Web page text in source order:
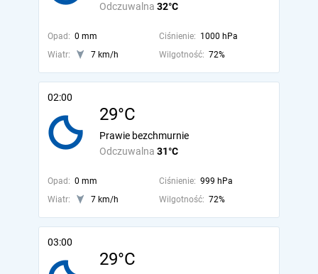
Odczuwalna 32°C
Opad: 0 mm Ciśnienie: 1000 hPa
Wiatr:
7 km/h Wilgotność: 72%
02:00
29°C
Odczuwalna 31°C
Prawie bezchmurnie
Opad: 0 mm Ciśnienie: 999 hPa
Wiatr:
7 km/h Wilgotność: 72%
03:00
29°C